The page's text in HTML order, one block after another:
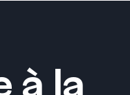
à la